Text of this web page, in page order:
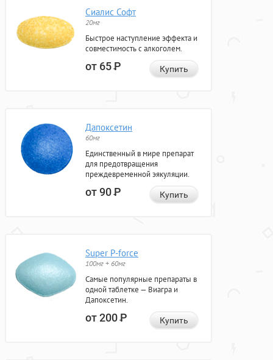
Сиалис Софт
20мг
Быстрое наступление эффекта и
совместимость с алкоголем.
от 65Р Купить
Дапоксетин
60мг
Единственный в мире препарат
для предотвращения
преждевременной эякуляции.
от 90Р Купить
Super P-force
100мг + 60мг
Самые популярные препараты в
одной таблетке — Виагра и
Дапоксетин.
от 200Р Купить